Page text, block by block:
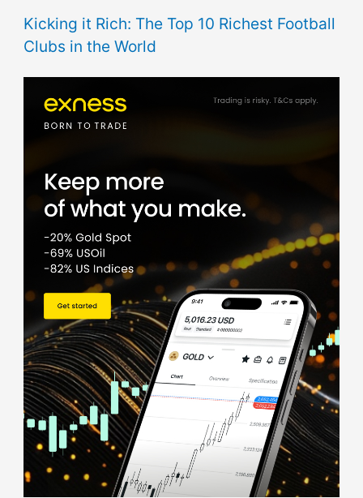
Kicking it Rich: The Top 10 Richest Football
Clubs in the World